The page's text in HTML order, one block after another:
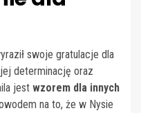
swoje gratulacje dla
determinację oraz
jest wzorem dla innych
na to, że w Nysie